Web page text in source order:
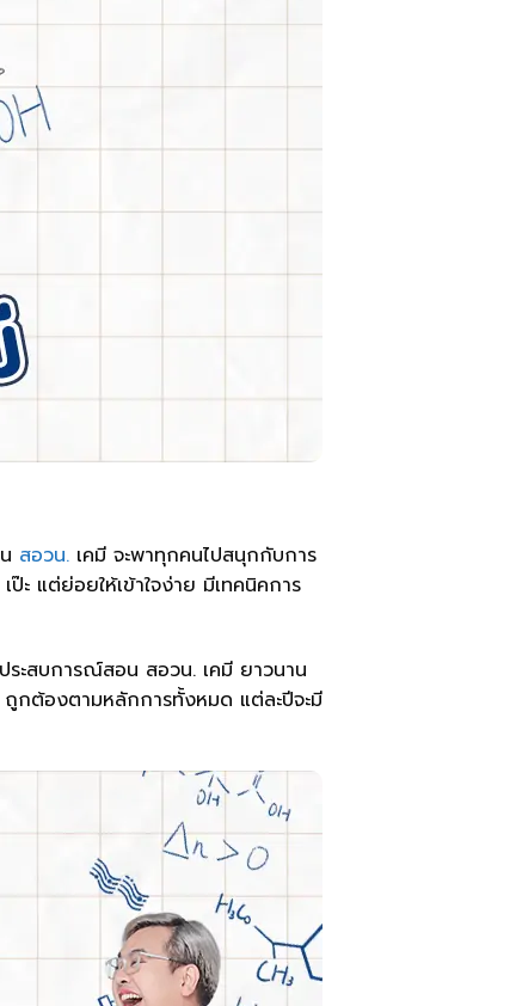
สอวน. เคมี จะพาทุกคนไปสนุกกับการ
ะ แต่ย่อยให้เข้าใจง่าย มีเทคนิคการ
ระสบการณ์สอน สอวน. เคมี ยาวนาน
ถูกต้องตามหลักการทั้งหมด แต่ละปีจะมี